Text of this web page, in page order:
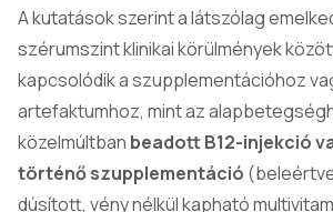
A kutatások szerint a látszólag
szérumszint klinikai körülmények
kapcsolódik a szupplementációhoz
artefaktumhoz, mint az
közelmúltban beadott B12-injekció
történő szupplementáció
dúsított, vény nélkül kapható